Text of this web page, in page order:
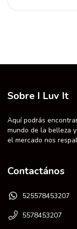
Sobre I Luv It
Aquí podrás
mundo de la belleza
el mercado nos
Contactános
525578453207
5578453207